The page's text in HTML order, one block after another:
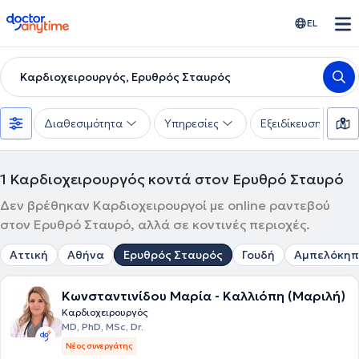
doctoranytime EL
Καρδιοχειρουργός, Ερυθρός Σταυρός
Διαθεσιμότητα Υπηρεσίες Εξειδίκευση
1 Καρδιοχειρουργός κοντά στον Ερυθρό Σταυρό
Δεν βρέθηκαν Καρδιοχειρουργοί με online ραντεβού
στον Ερυθρό Σταυρό, αλλά σε κοντινές περιοχές.
Αττική Αθήνα Ερυθρός Σταυρός Γουδή
Κωνσταντινίδου Μαρία - Καλλιόπη (Μαριλή)
Καρδιοχειρουργός
MD, PhD, MSc, Dr.
Νέος συνεργάτης